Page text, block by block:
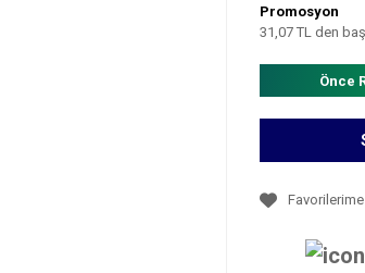
Promosyon
31,07 TL den
Önce